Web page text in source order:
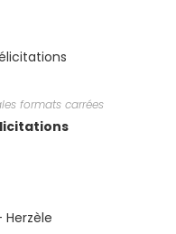
formats carrées